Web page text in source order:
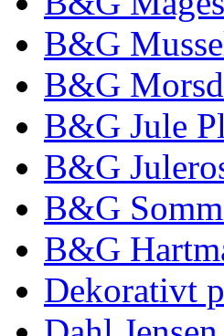
B&G
B&G
B&G Jule
B&G
B&G
B&G
Dekorativt